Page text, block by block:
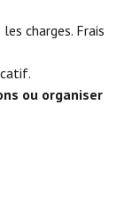
charges. Frais
ou organiser